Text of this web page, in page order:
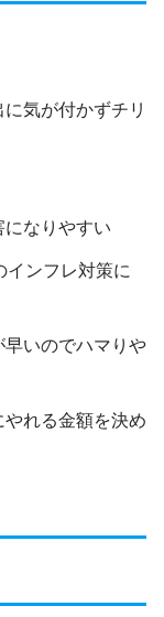
気が付かずチリ
なりやすい
インフレ対策に
いのでハマりや
れる金額を決め